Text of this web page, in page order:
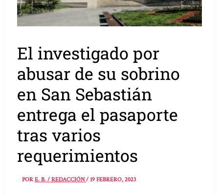
El investigado por
abusar de su sobrino
en San Sebastián
entrega el pasaporte
tras varios
requerimientos
PORE. B. / REDACCIÓN/19 FEBRERO, 2023